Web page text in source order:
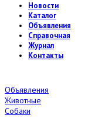
Новости
Каталог
Объявления
Справочная
Журнал
Контакты
Объявления
Животные
Собаки